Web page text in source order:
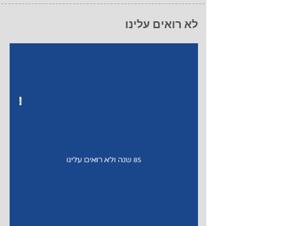
לא רואים עלינו